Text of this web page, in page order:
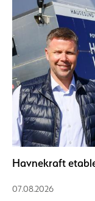
Havnekraft
07.08.2026